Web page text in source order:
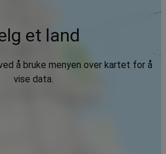
et land
å bruke menyen over kartet for å
vise data.